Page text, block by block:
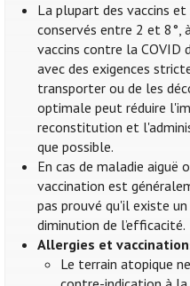
La plupart des vaccins
conservés entre 2 et 8°,
vaccins contre la COVID
avec des exigences
transporter ou de les
optimale peut réduire
reconstitution et
que possible.
En cas de maladie aiguë
vaccination est
pas prouvé qu'il existe
diminution de l’efficacité.
Allergies et
Le terrain atopique